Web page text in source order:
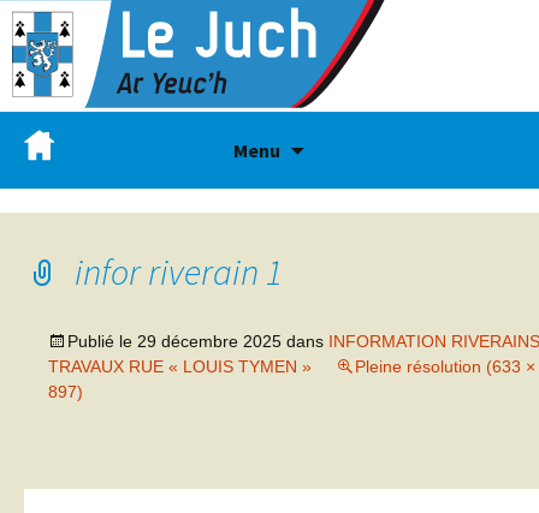
Menu
infor riverain 1
Publié le 29 décembre 2025 dans INFORMATION
TRAVAUX RUE « LOUIS TYMEN »
Pleine résolution (633 ×
897)